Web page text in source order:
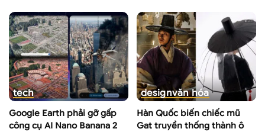
tech
Google Earth phải gỡ gấp
công cụ AI Nano Banana 2
designvăn hóa
Hàn Quốc biến chiếc mũ
Gat truyền thống thành ô